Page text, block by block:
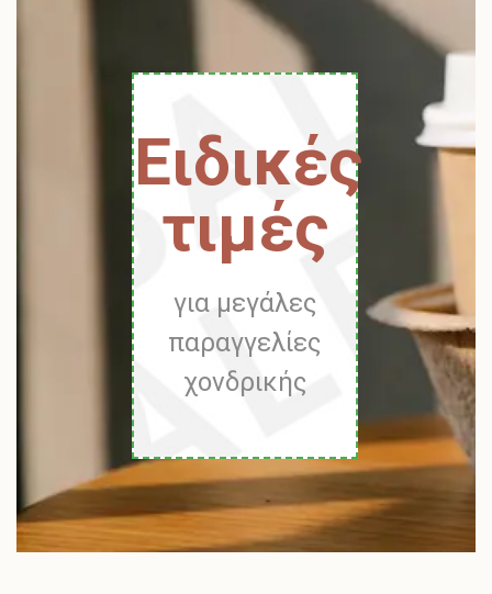
Ειδικές
τιμές
για μεγάλες
παραγγελίες
χονδρικής